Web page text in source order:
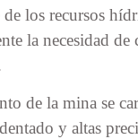
los recursos
la necesidad de
de la mina se
y altas